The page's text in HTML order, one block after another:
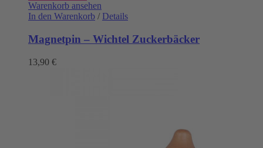
Warenkorb ansehen
In den Warenkorb / Details
Magnetpin – Wichtel Zuckerbäcker
13,90 €